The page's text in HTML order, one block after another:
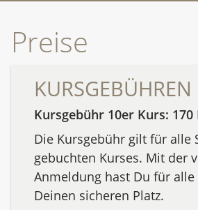
Preise
KURSGEBÜHREN
Kursgebühr 10er Kurs: 170
Die Kursgebühr gilt für alle
gebuchten Kurses. Mit der
Anmeldung hast Du für
Deinen sicheren Platz.